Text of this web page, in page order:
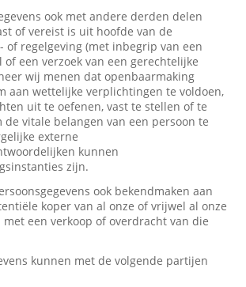
ook met andere derden delen
of vereist is uit hoofde van de
of regelgeving (met inbegrip van een
een verzoek van een gerechtelijke
wij menen dat openbaarmaking
aan wettelijke verplichtingen te voldoen,
uit te oefenen, vast te stellen of te
de vitale belangen van een persoon te
externe
kunnen
zijn.
ook bekendmaken aan
koper van al onze of vrijwel al onze
een verkoop of overdracht van die
kunnen met de volgende partijen